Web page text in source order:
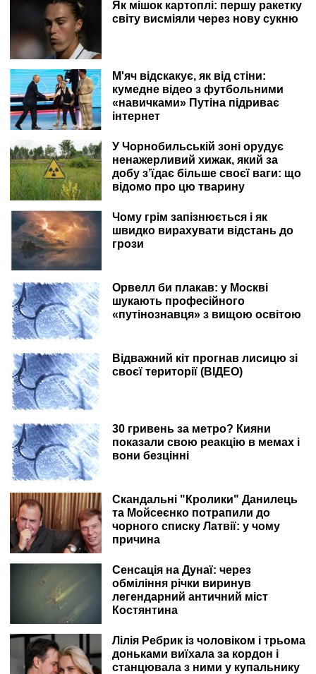
Як мішок картоплі: першу ракетку
світу висміяли через нову сукню
М'яч відскакує, як від стіни:
кумедне відео з футбольними
«навичками» Путіна підриває
інтернет
У Чорнобильській зоні орудує
ненажерливий хижак, який за
добу з’їдає більше своєї ваги: що
відомо про цю тварину
Чому грім запізнюється і як
швидко вирахувати відстань до
грози
Орвелл би плакав: у Москві
шукають професійного
«путінознавця» з вищою освітою
Відважний кіт прогнав лисицю зі
своєї території (ВІДЕО)
30 гривень за метро? Кияни
показали свою реакцію в мемах і
вони безцінні
Скандальні "Кролики" Данилець
та Мойсеєнко потрапили до
чорного списку Латвії: у чому
причина
Сенсація на Дунаї: через
обміління річки виринув
легендарний античний міст
Костянтина
Лілія Ребрик із чоловіком і трьома
доньками виїхала за кордон і
станцювала з ними у купальнику